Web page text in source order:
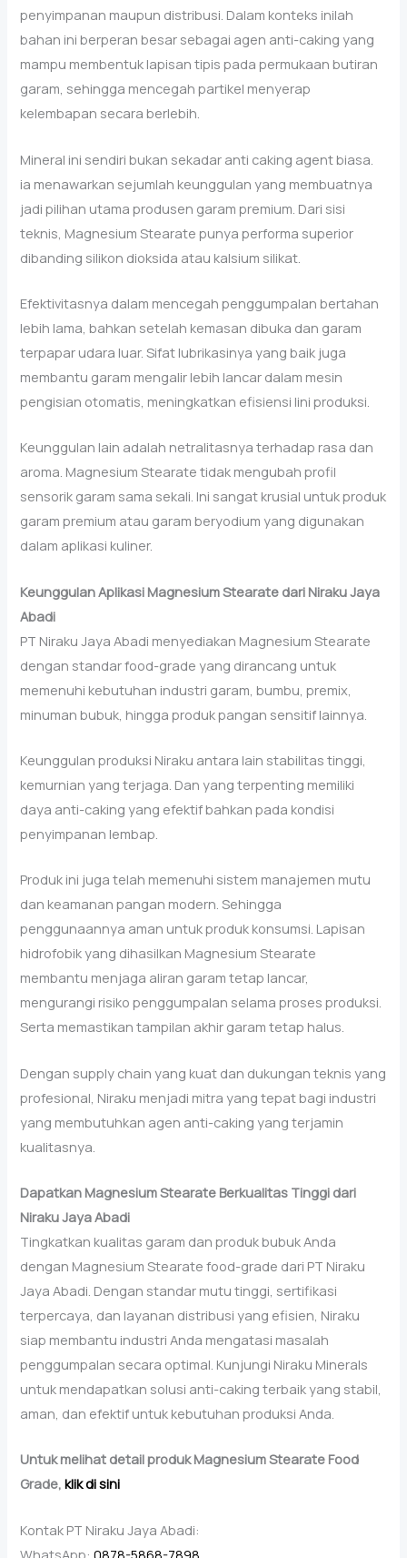
penyimpanan maupun distribusi. Dalam konteks inilah
bahan ini berperan besar sebagai agen anti-caking yang
mampu membentuk lapisan tipis pada permukaan butiran
garam, sehingga mencegah partikel menyerap
kelembapan secara berlebih.
Mineral ini sendiri bukan sekadar anti caking agent biasa.
ia menawarkan sejumlah keunggulan yang membuatnya
jadi pilihan utama produsen garam premium. Dari sisi
teknis, Magnesium Stearate punya performa superior
dibanding silikon dioksida atau kalsium silikat.
Efektivitasnya dalam mencegah penggumpalan bertahan
lebih lama, bahkan setelah kemasan dibuka dan garam
terpapar udara luar. Sifat lubrikasinya yang baik juga
membantu garam mengalir lebih lancar dalam mesin
pengisian otomatis, meningkatkan efisiensi lini produksi.
Keunggulan lain adalah netralitasnya terhadap rasa dan
aroma. Magnesium Stearate tidak mengubah profil
sensorik garam sama sekali. Ini sangat krusial untuk produk
garam premium atau garam beryodium yang digunakan
dalam aplikasi kuliner.
Keunggulan Aplikasi Magnesium Stearate dari Niraku Jaya
Abadi
PT Niraku Jaya Abadi menyediakan Magnesium Stearate
dengan standar food-grade yang dirancang untuk
memenuhi kebutuhan industri garam, bumbu, premix,
minuman bubuk, hingga produk pangan sensitif lainnya.
Keunggulan produksi Niraku antara lain stabilitas tinggi,
kemurnian yang terjaga. Dan yang terpenting memiliki
daya anti-caking yang efektif bahkan pada kondisi
penyimpanan lembap.
Produk ini juga telah memenuhi sistem manajemen mutu
dan keamanan pangan modern. Sehingga
penggunaannya aman untuk produk konsumsi. Lapisan
hidrofobik yang dihasilkan Magnesium Stearate
membantu menjaga aliran garam tetap lancar,
mengurangi risiko penggumpalan selama proses produksi.
Serta memastikan tampilan akhir garam tetap halus.
Dengan supply chain yang kuat dan dukungan teknis yang
profesional, Niraku menjadi mitra yang tepat bagi industri
yang membutuhkan agen anti-caking yang terjamin
kualitasnya.
Dapatkan Magnesium Stearate Berkualitas Tinggi dari
Niraku Jaya Abadi
Tingkatkan kualitas garam dan produk bubuk Anda
dengan Magnesium Stearate food-grade dari PT Niraku
Jaya Abadi. Dengan standar mutu tinggi, sertifikasi
terpercaya, dan layanan distribusi yang efisien, Niraku
siap membantu industri Anda mengatasi masalah
penggumpalan secara optimal. Kunjungi Niraku Minerals
untuk mendapatkan solusi anti-caking terbaik yang stabil,
aman, dan efektif untuk kebutuhan produksi Anda.
Untuk melihat detail produk Magnesium Stearate Food
Grade,klik di sini
Kontak PT Niraku Jaya Abadi:
WhatsApp:0878-5868-7898